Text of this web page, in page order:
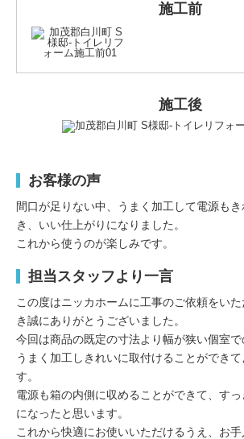
施工前
施工後
お客様の声
間口が足りない中、うまく加工して電源も
き、いい仕上がりになりました。
これから使うのが楽しみです。
担当スタッフより一言
この度はニッカホームに工事のご依頼をいた
き誠にありがとうございました。
今回は商品の既定の寸法より幅が狭い個室で
うまく加工しきれいに取付けることができ
す。
電源も箱の内側に収めることができて、す
になったと思います。
これから快適にお使いいただけるうえ、お